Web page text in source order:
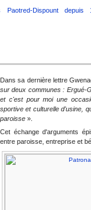
Paotred-Dispount
Dans sa dernière lettre
sur deux communes : Ergué-
et c'est pour moi une
sportive et culturelle d'usine,
paroisse ».
Cet échange d'arguments
entre paroisse, entreprise et